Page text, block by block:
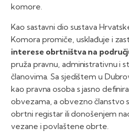
komore.
Kao sastavni dio sustava
Komora promiče, usklađuje i
interese obrtništva na
pruža pravnu, administrativnu i
članovima. Sa sjedištem u
kao pravna osoba s jasno
obvezama, a obvezno članstvo
obrtni registar ili donošenjem
vezane i povlaštene obrte.